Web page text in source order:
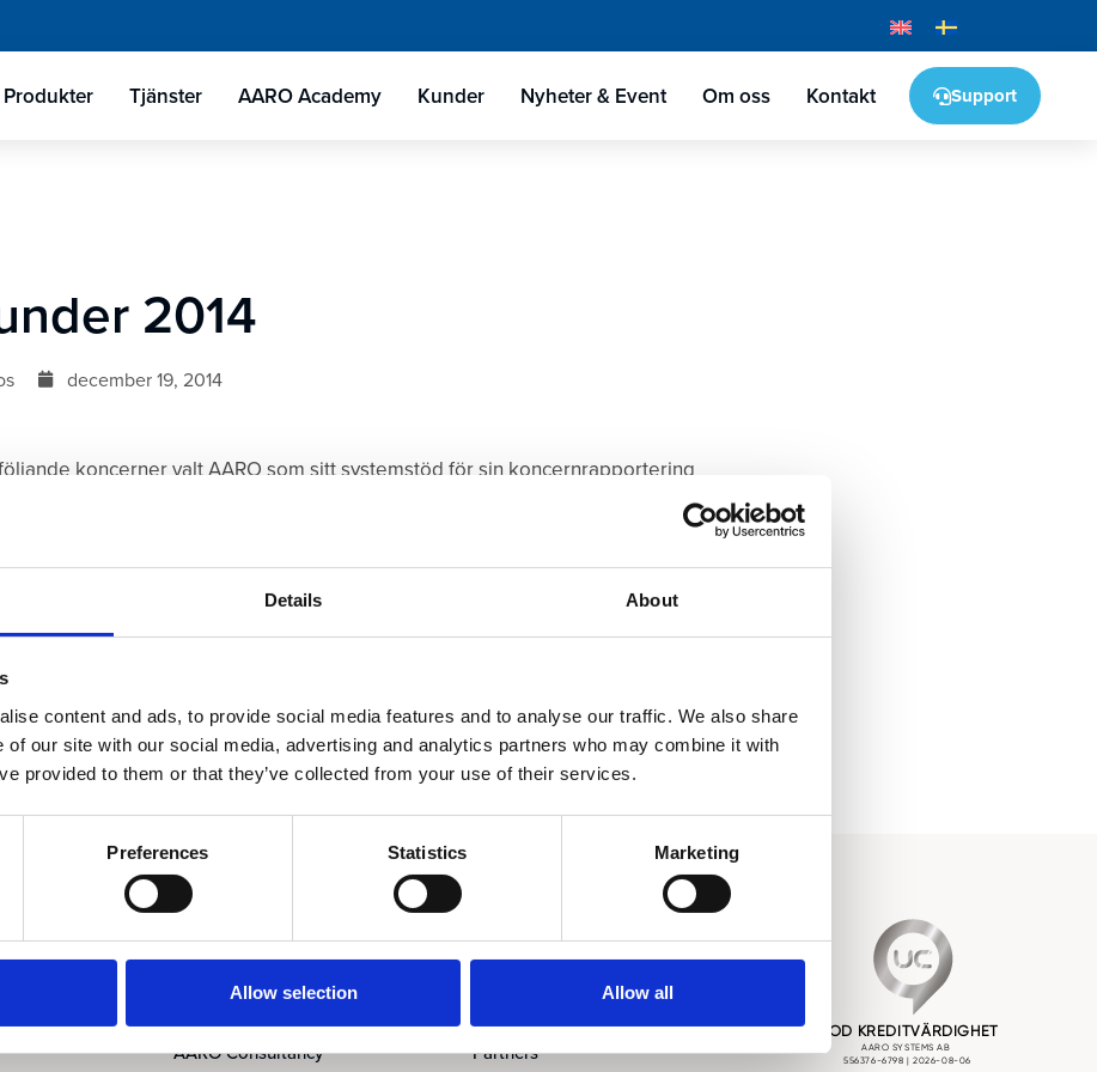
Details About
content and ads, to provide social media features and to analyse our traffic. We also share
of our site with our social media, advertising and analytics partners who may combine it with
provided to them or that they’ve collected from your use of their services.
Preferences Statistics Marketing
Allow selection Allow all
Produkter Tjänster AARO Academy Kunder Nyheter & Event Om oss Kontakt Support
2014
december 19, 2014
koncerner valt AARO som sitt systemstöd för sin koncernrapportering
AllTele, Skånska Byggvaror, Humana, B&B TOOLS, Norco Spectra
med huvudkontor i Nairobi –AAR(hälso- och försäkringsbolag) och
Varmt välkomna!
AARO Academy
AARO Consultancy
Partners